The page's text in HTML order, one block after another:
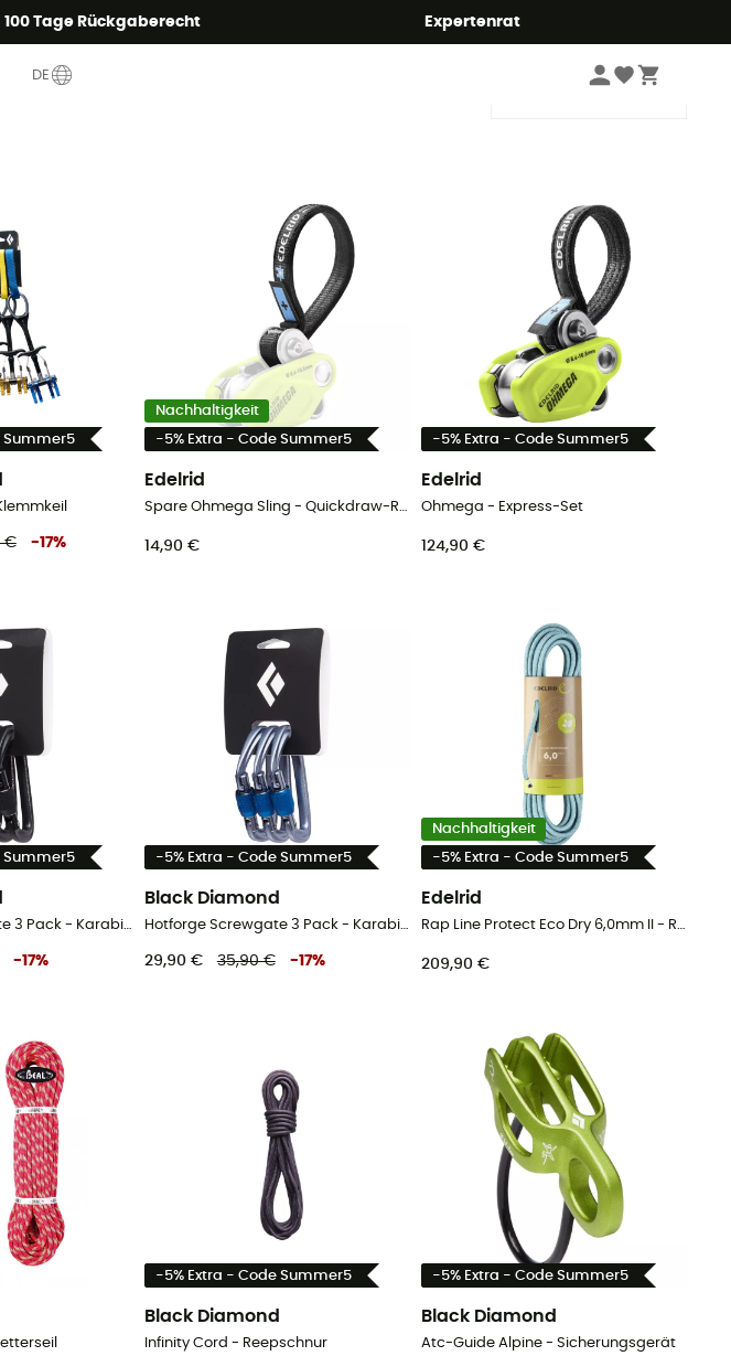
100 Tage Rückgaberecht Expertenrat
DE
2 Produkten* Code Summer5
Summer5
€ -17%
Nachhaltigkeit
-5% Extra - Code Summer5
Edelrid
Spare Ohmega Sling - Quickdraw-Riemen
14,90 €
-5% Extra - Code Summer5
Edelrid
Ohmega - Express-Set
124,90 €
Summer5
Hotforge Screwgate 3 Pack - Karabiner
-17%
-5% Extra - Code Summer5
Black Diamond
Hotforge Screwgate 3 Pack - Karabiner
29,90 € 35,90 € -17%
Nachhaltigkeit
-5% Extra - Code Summer5
Edelrid
Rap Line Protect Eco Dry 6,0mm II - Reepschnur
209,90 €
-5% Extra - Code Summer5
Black Diamond
Infinity Cord - Reepschnur
-5% Extra - Code Summer5
Black Diamond
Atc-Guide Alpine - Sicherungsgerät